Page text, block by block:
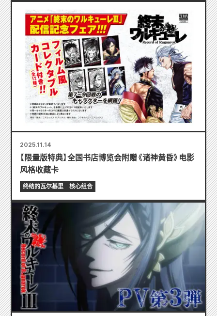
2025.11.14
【限量版特典】全国书店博览会附赠《诸神黄昏》电影
风格收藏卡
终结的瓦尔基里 核心组合